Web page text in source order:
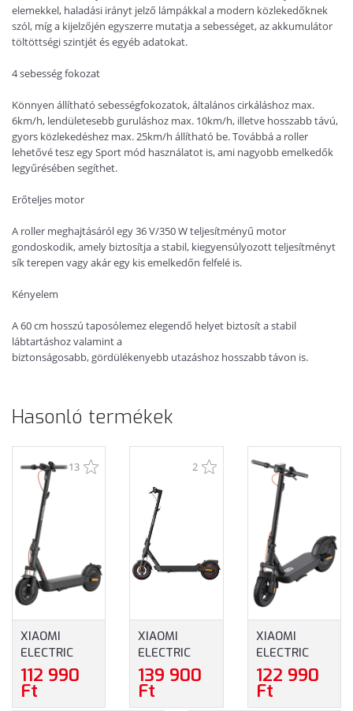
elemekkel, haladási irányt jelző lámpákkal a modern közlekedőknek
szól, míg a kijelzőjén egyszerre mutatja a sebességet, az akkumulátor
töltöttségi szintjét és egyéb adatokat.
4 sebesség fokozat
Könnyen állítható sebességfokozatok, általános cirkáláshoz max.
6km/h, lendületesebb guruláshoz max. 10km/h, illetve hosszabb távú,
gyors közlekedéshez max. 25km/h állítható be. Továbbá a roller
lehetővé tesz egy Sport mód használatot is, ami nagyobb emelkedők
legyűrésében segíthet.
Erőteljes motor
A roller meghajtásáról egy 36 V/350 W teljesítményű motor
gondoskodik, amely biztosítja a stabil, kiegyensúlyozott teljesítményt
sík terepen vagy akár egy kis emelkedőn felfelé is.
Kényelem
A 60 cm hosszú taposólemez elegendő helyet biztosít a stabil
lábtartáshoz valamint a
biztonságosabb, gördülékenyebb utazáshoz hosszabb távon is.
Hasonló termékek
13
XIAOMI
ELECTRIC
SCOOTER 5
ELEKTROMOS
ROLLER
112 990
Ft
2
XIAOMI
ELECTRIC
SCOOTER 5
MAX
ELEKTROMOS
139 900
Ft
XIAOMI
ELECTRIC
SCOOTER 5
PLUS
ELEKTROMOS
122 990
Ft